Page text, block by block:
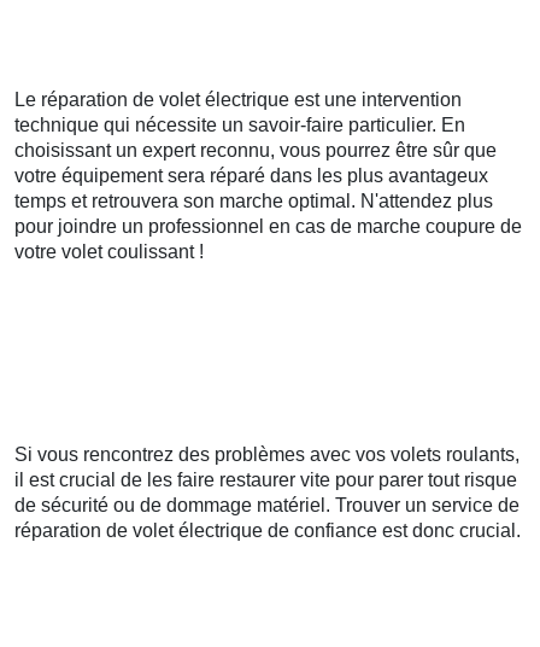
Le réparation de volet électrique est une intervention
technique qui nécessite un savoir-faire particulier. En
choisissant un expert reconnu, vous pourrez être sûr que
votre équipement sera réparé dans les plus avantageux
temps et retrouvera son marche optimal. N'attendez plus
pour joindre un professionnel en cas de marche coupure de
votre volet coulissant !
Si vous rencontrez des problèmes avec vos volets roulants,
il est crucial de les faire restaurer vite pour parer tout risque
de sécurité ou de dommage matériel. Trouver un service de
réparation de volet électrique de confiance est donc crucial.